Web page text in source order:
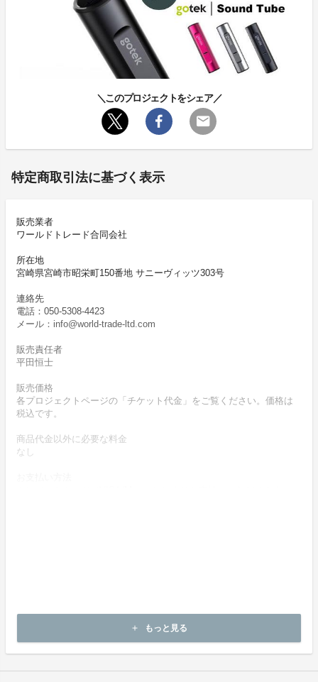
＼このプロジェクトをシェア／
特定商取引法に基づく表示
販売業者
ワールドトレード合同会社
所在地
宮崎県宮崎市昭栄町150番地 サニーヴィッツ303号
連絡先
電話：050-5308-4423
メール：info@world-trade-ltd.com
販売責任者
平田恒士
販売価格
各プロジェクトページの「チケット代金」をご覧ください。価格は
税込です。
商品代金以外に必要な料金
なし
キャンセルはできません。
決済完了後の返金は一切できません。
add もっと見る